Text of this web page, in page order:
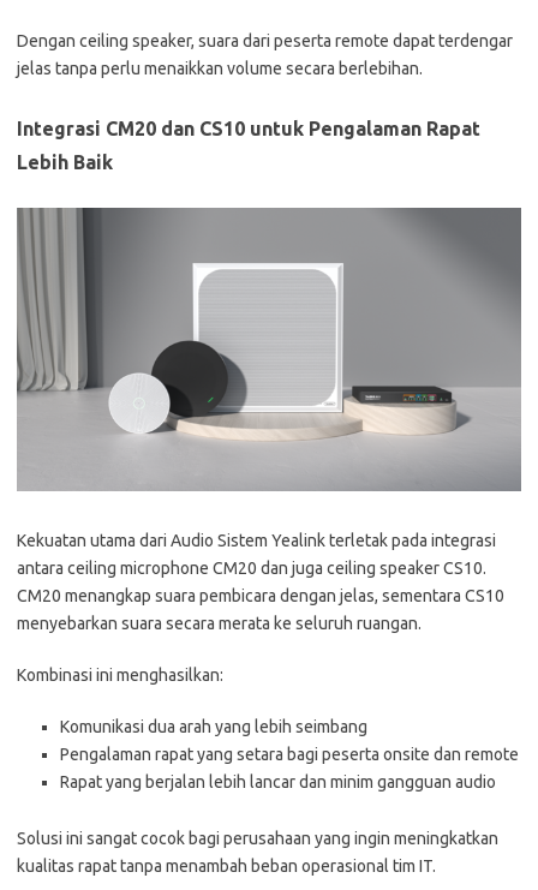
Dengan ceiling speaker, suara dari peserta remote dapat terdengar
jelas tanpa perlu menaikkan volume secara berlebihan.
Integrasi CM20 dan CS10 untuk Pengalaman Rapat
Lebih Baik
Kekuatan utama dari Audio Sistem Yealink terletak pada integrasi
antara ceiling microphone CM20 dan juga ceiling speaker CS10.
CM20 menangkap suara pembicara dengan jelas, sementara CS10
menyebarkan suara secara merata ke seluruh ruangan.
Kombinasi ini menghasilkan:
Komunikasi dua arah yang lebih seimbang
Pengalaman rapat yang setara bagi peserta onsite dan remote
Rapat yang berjalan lebih lancar dan minim gangguan audio
Solusi ini sangat cocok bagi perusahaan yang ingin meningkatkan
kualitas rapat tanpa menambah beban operasional tim IT.